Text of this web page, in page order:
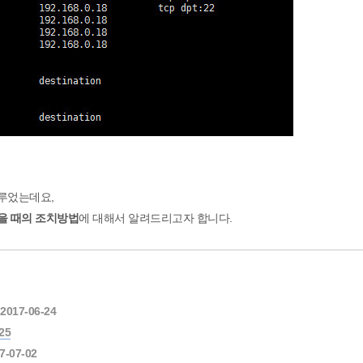
었는데요,
때의 조치방법에 대해서 알려드리고자 합니다.
06-24
07-02